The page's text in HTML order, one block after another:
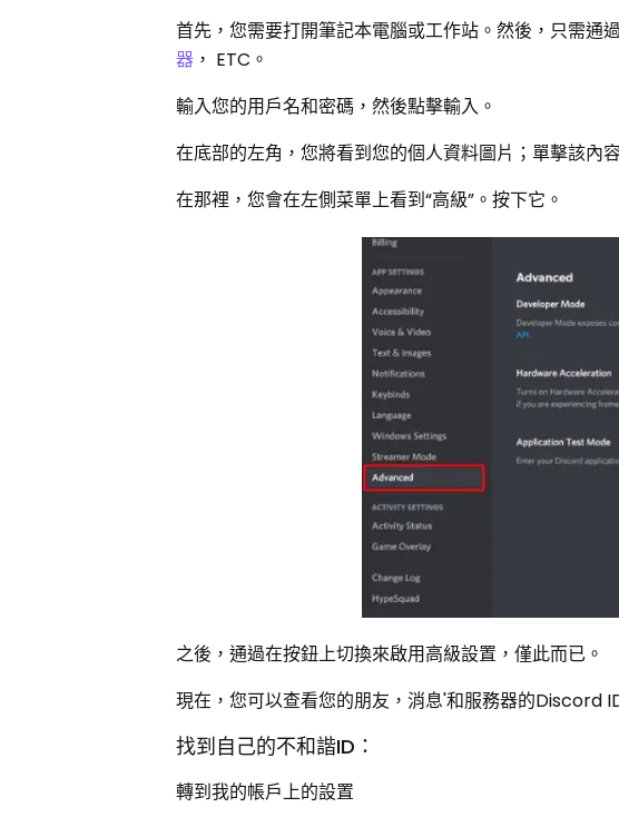
首先，您需要打開筆記本電腦或工作站。然後，只需
器 ， ETC。
輸入您的用戶名和密碼，然後點擊輸入。
在底部的左角，您將看到您的個人資料圖片；單擊該內
在那裡，您會在左側菜單上看到“高級”。按下它。
之後，通過在按鈕上切換來啟用高級設置，僅此而已。
現在，您可以查看您的朋友，消息'和服務器的Discord
找到自己的不和諧ID：
轉到我的帳戶上的設置